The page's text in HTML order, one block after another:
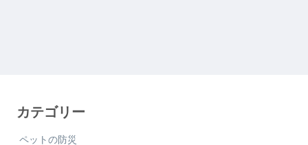
カテゴリー
ペットの防災